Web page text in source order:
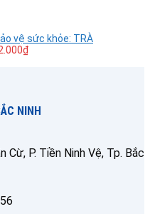
vệ sức khỏe: TRÀ
₫
NINH
Cừ, P. Tiền Ninh Vệ, Tp. Bắc